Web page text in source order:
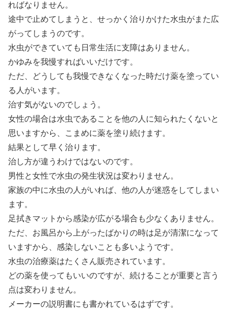
ればなりません。
途中で止めてしまうと、せっかく治りかけた水虫がまた広
がってしまうのです。
水虫ができていても日常生活に支障はありません。
かゆみを我慢すればいいだけです。
ただ、どうしても我慢できなくなった時だけ薬を塗ってい
る人がいます。
治す気がないのでしょう。
女性の場合は水虫であることを他の人に知られたくないと
思いますから、こまめに薬を塗り続けます。
結果として早く治ります。
治し方が違うわけではないのです。
男性と女性で水虫の発生状況は変わりません。
家族の中に水虫の人がいれば、他の人が迷惑をしてしまい
ます。
足拭きマットから感染が広がる場合も少なくありません。
ただ、お風呂から上がったばかりの時は足が清潔になって
いますから、感染しないことも多いようです。
水虫の治療薬はたくさん販売されています。
どの薬を使ってもいいのですが、続けることが重要と言う
点は変わりません。
メーカーの説明書にも書かれているはずです。